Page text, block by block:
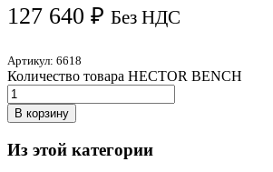
127 640 ₽ Без НДС
Артикул: 6618
Количество товара HECTOR BENCH
В корзину
Из этой категории